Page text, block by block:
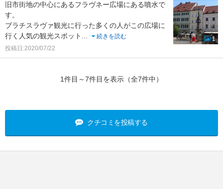
旧市街地の中心にあるフラヴネー広場にある噴水で
す。
ブラチスラヴァ観光に行った多くの人がこの広場に
行く人気の観光スポット ...
続きを読む
投稿日:2020/07/22
1
1件目～7件目を表示（全7件中）
クチコミを投稿する